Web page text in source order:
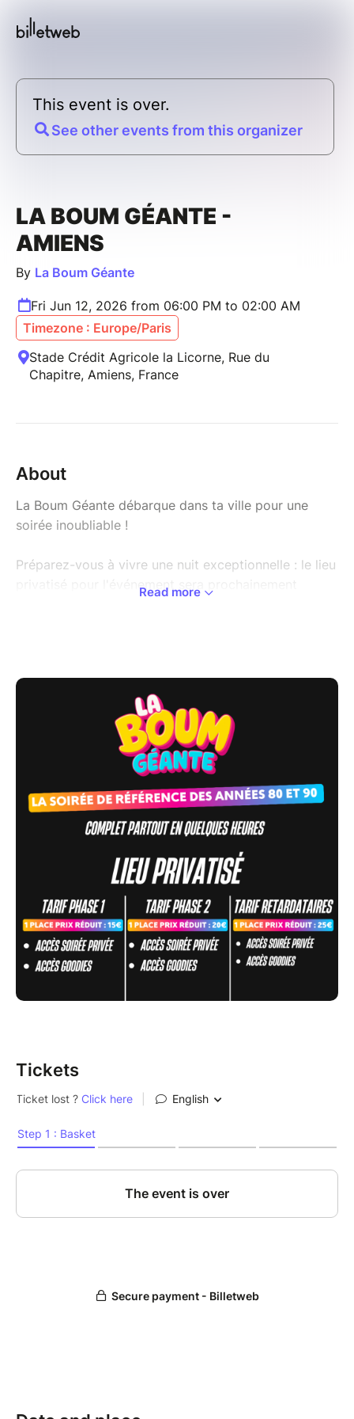
This event is over.
See other events from this organizer
LA BOUM GÉANTE -
AMIENS
By La Boum Géante
Fri Jun 12, 2026 from 06:00 PM to 02:00 AM
Timezone : Europe/Paris
Stade Crédit Agricole la Licorne, Rue du
Chapitre, Amiens, France
About
La Boum Géante débarque dans ta ville pour une
soirée inoubliable !
Préparez-vous à vivre une nuit exceptionnelle : le lieu
privatisé pour l'événement sera prochainement
rétro qui restera gravé dans les mémoires.
⚡️ Nos événements font complet partout en un temps
record, ne tardez pas ! ⚡️
Le lieu est incroyable, cela sera notre première dans
un cadre comme celui-ci.
Date : Vendredi 12 Juin
Lieu : Stade Crédit Agricole la Licorne, Salle de la
Bodega pour faire la fête
Avec l’engouement colossal que suscitent les Boums
Géantes, les places risquent de partir très vite. Si
réservez dès maintenant pour ne pas manquer votre
Au programme :
Tous les hits des années 80, 90 et un peu des années
2000, pour enflammer la piste de danse.
replonger dans l’ambiance des meilleures décennies.
dansante jusqu’au petit matin.
Goodies exclusifs et surprises tout au long de la
soirée.
Read more
Tickets